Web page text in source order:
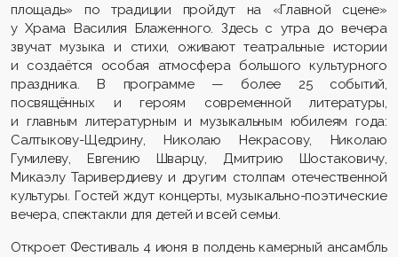
площадь» по традиции пройдут на «Главной сцене»
у Храма Василия Блаженного. Здесь с утра до вечера
звучат музыка и стихи, оживают театральные истории
и создаётся особая атмосфера большого культурного
праздника. В программе — более 25 событий,
посвящённых и героям современной литературы,
и главным литературным и музыкальным юбилеям года:
Салтыкову-Щедрину, Николаю Некрасову, Николаю
Гумилеву, Евгению Шварцу, Дмитрию Шостаковичу,
Микаэлу Таривердиеву и другим столпам отечественной
культуры. Гостей ждут концерты, музыкально-поэтические
вечера, спектакли для детей и всей семьи.
Откроет Фестиваль 4 июня в полдень камерный ансамбль